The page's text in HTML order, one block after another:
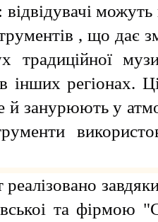
відвідувачі
, що дає
традиційної
інших регіонах.
й занурюють у
та фірмою